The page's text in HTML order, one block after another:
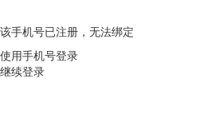
该手机号已注册，无法绑定
使用手机号登录
继续登录